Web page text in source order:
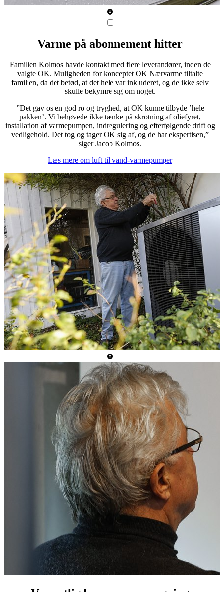
Varme på abonnement hitter
Familien Kolmos havde kontakt med flere leverandører, inden de
valgte OK. Muligheden for konceptet OK Nærvarme tiltalte
familien, da det betød, at det hele var inkluderet, og de ikke selv
skulle bekymre sig om noget.
”Det gav os en god ro og tryghed, at OK kunne tilbyde ’hele
pakken’. Vi behøvede ikke tænke på skrotning af oliefyret,
installation af varmepumpen, indregulering og efterfølgende drift og
vedligehold. Det tog og tager OK sig af, og de har ekspertisen,”
siger Jacob Kolmos.
Læs mere om luft til vand-varmepumper